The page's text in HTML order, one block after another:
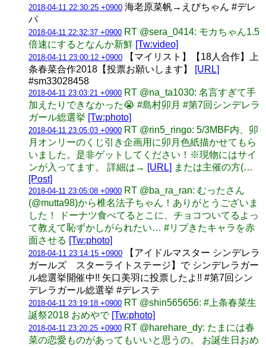
2018-04-11 22:30:25 +0900 海老原菜帆→えびちゃん #デレ
パ
2018-04-11 22:32:37 +0900 RT @sera_0414: モカちゃん1.5
倍速にするとなんか新鮮 [Tw:video]
2018-04-11 23:00:12 +0900 【マイリスト】【18人合作】上
条春菜合作2018【投票お願いします】
[URL]
#sm33028458
2018-04-11 23:03:21 +0900 RT @na_ta1030: 名言すぎて手
加えたりできなかった😭 #島村卯月 #第7回シンデレラ
ガール総選挙 [Tw:photo]
2018-04-11 23:05:03 +0900 RT @rin5_ringo: 5/3MBF内、卯
月オンリーのくじ引き企画用に卯月色紙描かせてもら
いました。是非ゲットしてください！※現物にはサイ
ンが入ってます。 詳細は→ [URL] または主催の方(…
[Post]
2018-04-11 23:05:08 +0900 RT @ba_ra_ran: むったさん
(@mutta98)から椎名法子ちゃん！ありがとうございま
した！ ドーナツ食べてるとこに、チョコついてるよっ
て教えて恥ずかしがられたい… #リプきたキャラを赤
面させる [Tw:photo]
2018-04-11 23:14:15 +0900 【アイドルマスター シンデレラ
ガールズ スターライトステージ】で シンデレラガー
ル総選挙開催中!! 矢口美羽に投票したよ!! #第7回シン
デレラガール総選挙 #デレステ
2018-04-11 23:19:18 +0900 RT @shin565656: #上条春菜生
誕祭2018 おめやで [Tw:photo]
2018-04-11 23:20:25 +0900 RT @harehare_dy: たまには春
菜の恋愛ものがあってもいいと思うの。 お誕生日おめ